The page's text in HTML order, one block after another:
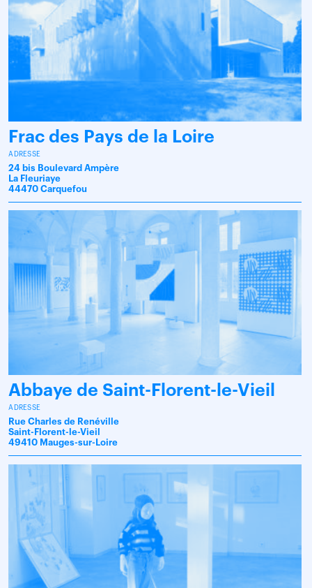
Frac des Pays de la Loire
ADRESSE
24 bis Boulevard Ampère
La Fleuriaye
44470 Carquefou
Abbaye de Saint-Florent-le-Vieil
ADRESSE
Rue Charles de Renéville
Saint-Florent-le-Vieil
49410 Mauges-sur-Loire